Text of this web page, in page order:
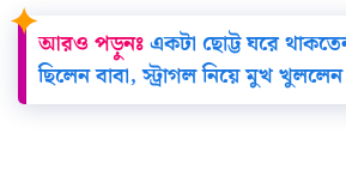
আরও পড়ুনঃএকটা ছোট্ট ঘরে
ছিলেন বাবা, স্ট্রাগল নিয়ে মুখ খুললেন